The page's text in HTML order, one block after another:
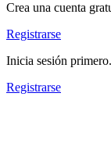
Crea una cuenta
Registrarse
Inicia sesión primero.
Registrarse